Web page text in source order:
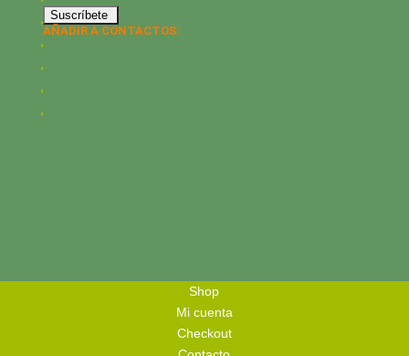
AÑADIR A CONTACTOS:
Shop
Mi cuenta
Checkout